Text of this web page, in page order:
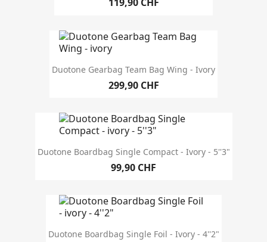
Duotone Gearbag Team Bag Wing - Ivory
299,90 CHF
Duotone Boardbag Single Compact - Ivory - 5''3"
99,90 CHF
Duotone Boardbag Single Foil - Ivory - 4''2"